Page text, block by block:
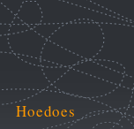
Persoonlijke
hulpmiddelen
Hoedoes